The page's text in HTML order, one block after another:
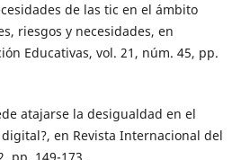
de las tic en el ámbito
riesgos y necesidades, en
Educativas, vol. 21, núm. 45, pp.
atajarse la desigualdad en el
en Revista Internacional del